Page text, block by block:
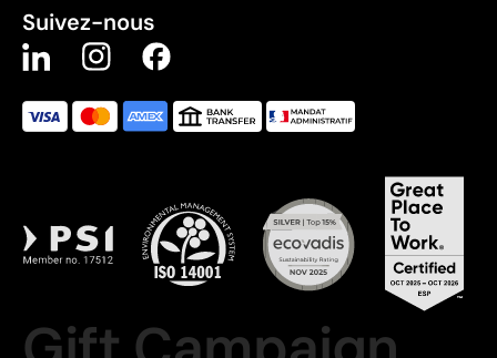
Suivez-nous